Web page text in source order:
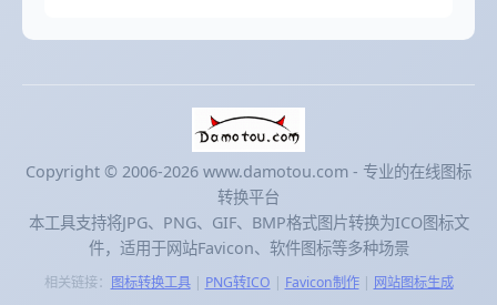
Copyright © 2006-2026 www.damotou.com - 专业的在线图标
转换平台
本工具支持将JPG、PNG、GIF、BMP格式图片转换为ICO图标文
件，适用于网站Favicon、软件图标等多种场景
相关链接： 图标转换工具| PNG转ICO | Favicon制作| 网站图标生成